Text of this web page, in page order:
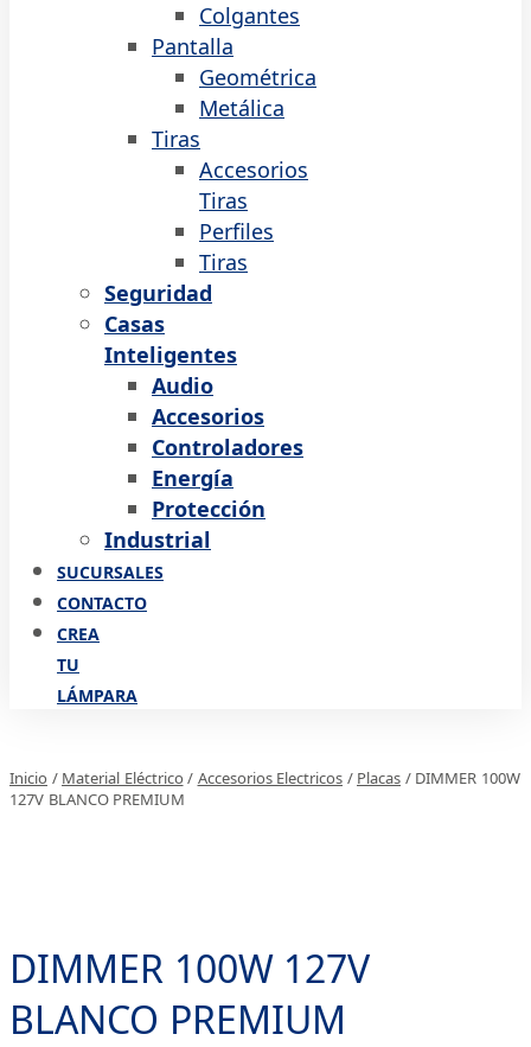
Colgantes
Pantalla
Geométrica
Metálica
Tiras
Accesorios
Tiras
Perfiles
Tiras
Seguridad
Casas
Inteligentes
Audio
Accesorios
Controladores
Energía
Protección
Industrial
SUCURSALES
CONTACTO
CREA
TU
LÁMPARA
Inicio / Material Eléctrico / Accesorios Electricos / Placas / DIMMER 100W
127V BLANCO PREMIUM
DIMMER 100W 127V
BLANCO PREMIUM